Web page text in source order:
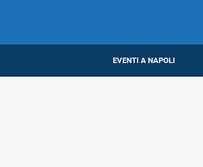
EVENTI A NAPOLI